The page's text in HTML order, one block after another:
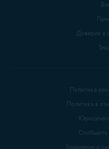
Доверие в
Политика
Политика в
Сообщить
Заявление о